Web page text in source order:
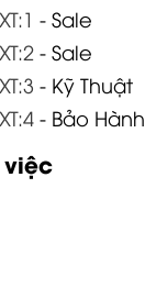
- Sale
- Sale
- Kỹ Thuật
- Bảo Hành
việc